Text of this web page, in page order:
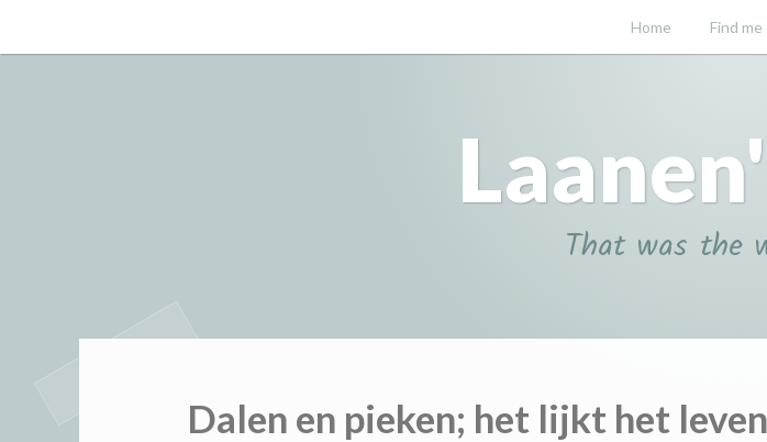
to
Home Find
That was the
Dalen en pieken; het lijkt het